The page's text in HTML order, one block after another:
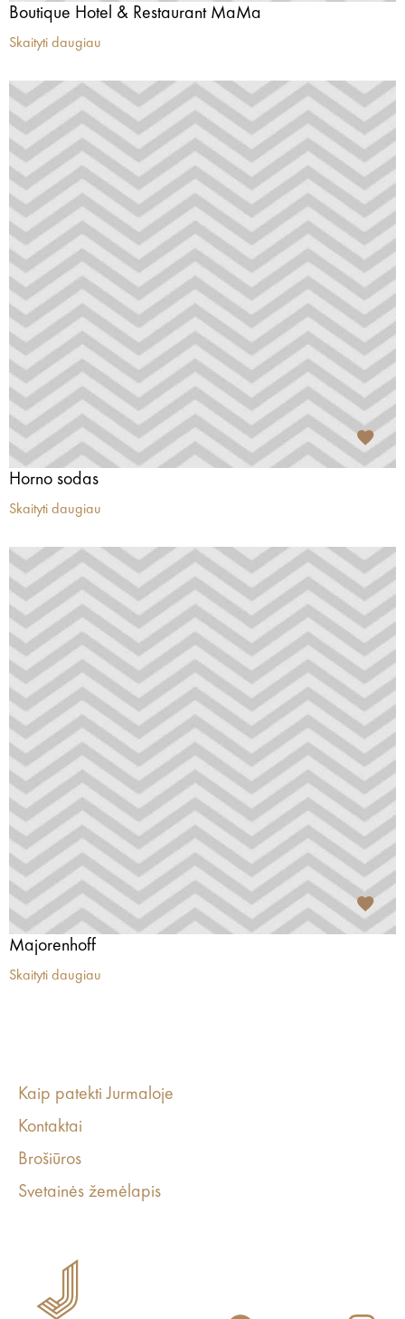
Boutique Hotel & Restaurant MaMa
Skaityti daugiau
Horno sodas
Skaityti daugiau
Majorenhoff
Skaityti daugiau
Kaip patekti Jurmaloje
Kontaktai
Brošiūros
Svetainės žemėlapis